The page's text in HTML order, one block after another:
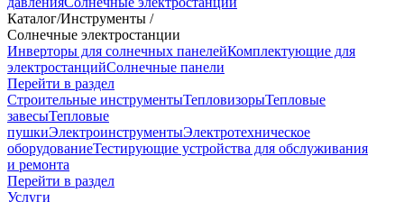
Каталог/Инструменты /
Солнечные электростанции
Инверторы для солнечных панелейКомплектующие для
электростанцийСолнечные панели
Перейти в раздел
Строительные инструментыТепловизорыТепловые
завесыТепловые
пушкиЭлектроинструментыЭлектротехническое
оборудованиеТестирующие устройства для обслуживания
и ремонта
Перейти в раздел
Услуги